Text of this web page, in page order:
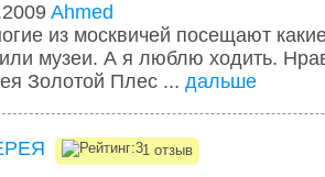
Ahmed
из москвичей посещают
музеи. А я люблю ходить.
Золотой Плес ... дальше
1 отзыв